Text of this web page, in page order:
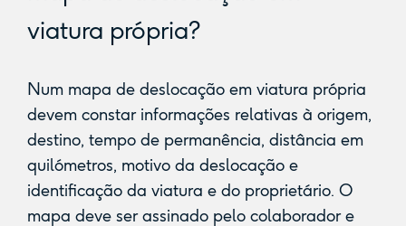
viatura própria?
Num mapa de deslocação em viatura própria
devem constar informações relativas à origem,
destino, tempo de permanência, distância em
quilómetros, motivo da deslocação e
identificação da viatura e do proprietário. O
mapa deve ser assinado pelo colaborador e